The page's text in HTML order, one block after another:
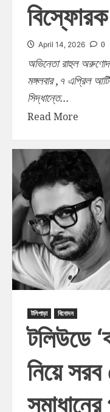
April 14, 2026 0
অভিনেতা রাহুল
মঙ্গলবার ,৭ এপ্রিল
সিদ্ধান্তে...
Read More
টলিপাড়া বিনোদন
টলিউডে
নিয়ে সরব